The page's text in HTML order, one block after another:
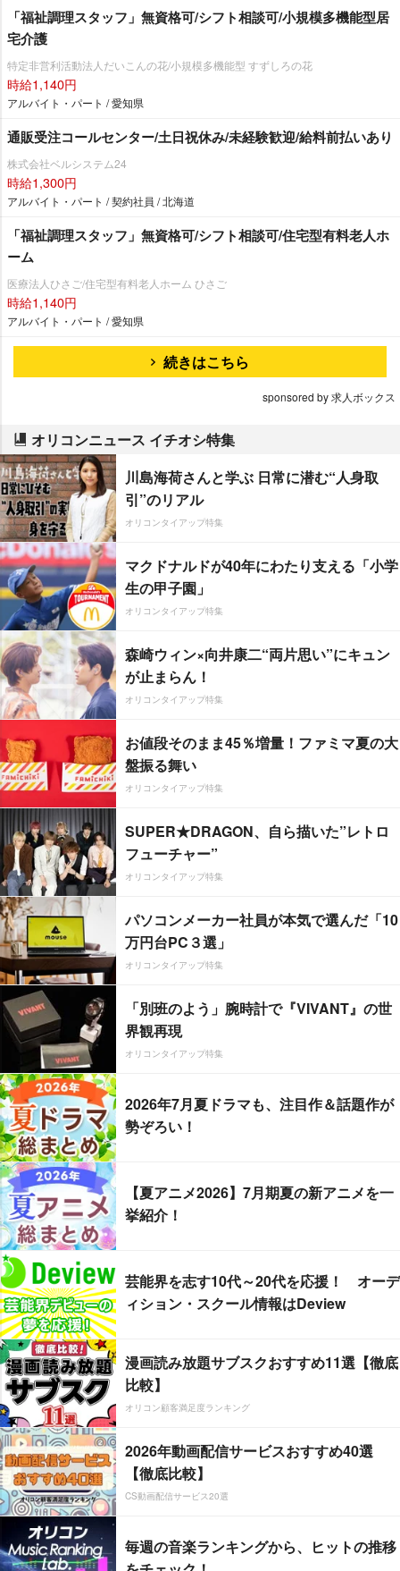
「福祉調理スタッフ」無資格可/シフト相談可/小規模多機能型居
宅介護
特定非営利活動法人だいこんの花/小規模多機能型 すずしろの花
時給1,140円
アルバイト・パート / 愛知県
通販受注コールセンター/土日祝休み/未経験歓迎/給料前払いあり
株式会社ベルシステム24
時給1,300円
アルバイト・パート / 契約社員 / 北海道
「福祉調理スタッフ」無資格可/シフト相談可/住宅型有料老人ホ
ーム
医療法人ひさご/住宅型有料老人ホーム ひさご
時給1,140円
アルバイト・パート / 愛知県
続きはこちら
sponsored by 求人ボックス
オリコンニュース イチオシ特集
川島海荷さんと学ぶ 日常に潜む“人身取
引”のリアル
オリコンタイアップ特集
マクドナルドが40年にわたり支える「小学
生の甲子園」
オリコンタイアップ特集
森崎ウィン×向井康二“両片思い”にキュン
が止まらん！
オリコンタイアップ特集
お値段そのまま45％増量！ファミマ夏の大
盤振る舞い
オリコンタイアップ特集
SUPER★DRAGON、自ら描いた”レトロ
フューチャー”
オリコンタイアップ特集
パソコンメーカー社員が本気で選んだ「10
万円台PC３選」
オリコンタイアップ特集
「別班のよう」腕時計で『VIVANT』の世
界観再現
オリコンタイアップ特集
2026年7月夏ドラマも、注目作＆話題作が
勢ぞろい！
【夏アニメ2026】7月期夏の新アニメを一
挙紹介！
芸能界を志す10代～20代を応援！ オーデ
ィション・スクール情報はDeview
漫画読み放題サブスクおすすめ11選【徹底
比較】
オリコン顧客満足度ランキング
2026年動画配信サービスおすすめ40選
【徹底比較】
CS動画配信サービス20選
毎週の音楽ランキングから、ヒットの推移